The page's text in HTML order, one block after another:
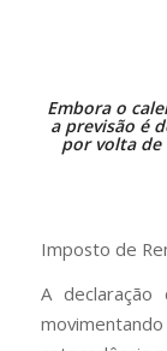
Embora o
a previsão é
por volta de
Imposto de
A